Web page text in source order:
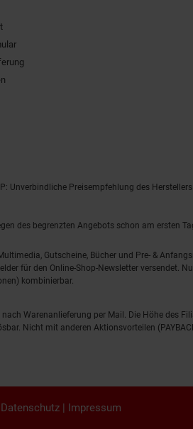
Unverbindliche Preisempfehlung des Herstellers.
des begrenzten Angebots schon am ersten
Gutscheine, Bücher und Pre- &
für den Online-Shop-Newsletter versendet.
kombinierbar.
Warenanlieferung per Mail. Die Höhe des
Nicht mit anderen Aktionsvorteilen
Datenschutz| Impressum